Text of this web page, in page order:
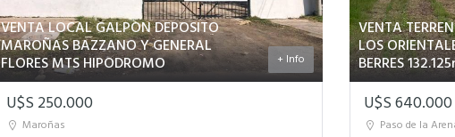
VENTA LOCAL GALPON DEPOSITO
MAROÑAS BAZZANO Y GENERAL
FLORES MTS HIPODROMO + Info
U$S 250.000
Maroñas
VENTA
LOS
BERRES
U$S 640.000
Paso de la